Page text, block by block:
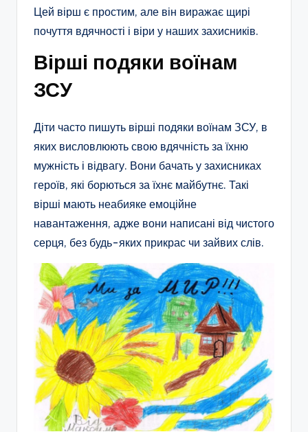
Цей вірш є простим, але він виражає щирі
почуття вдячності і віри у наших захисників.
Вірші подяки воїнам
ЗСУ
Діти часто пишуть вірші подяки воїнам ЗСУ, в
яких висловлюють свою вдячність за їхню
мужність і відвагу. Вони бачать у захисниках
героїв, які борються за їхнє майбутнє. Такі
вірші мають неабияке емоційне
навантаження, адже вони написані від чистого
серця, без будь-яких прикрас чи зайвих слів.